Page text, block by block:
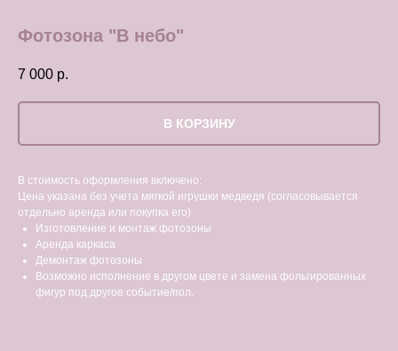
Фотозона "В небо"
7 000 р.
В КОРЗИНУ
В стоимость оформления включено:
Цена указана без учета мягкой игрушки медведя (согласовывается
отдельно аренда или покупка его)
Изготовление и монтаж фотозоны
Аренда каркаса
Демонтаж фотозоны
Возможно исполнение в другом цвете и замена фольгированных
фигур под другое событие/пол.